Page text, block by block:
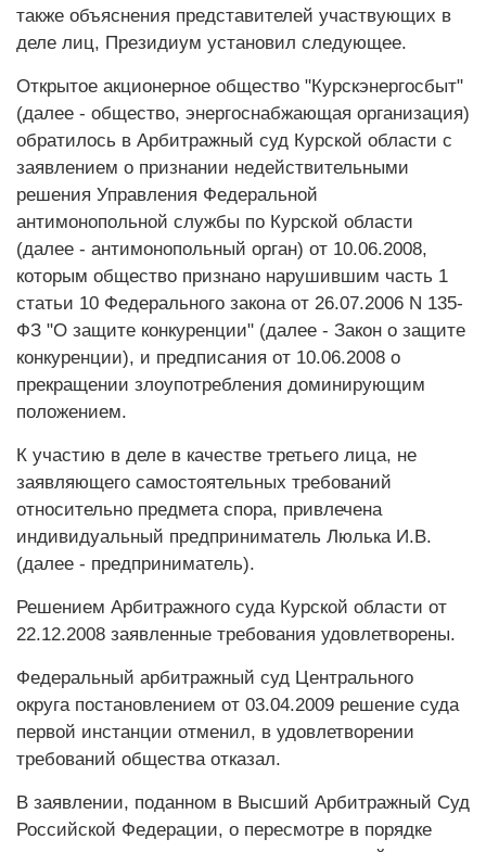
также объяснения представителей участвующих в
деле лиц, Президиум установил следующее.
Открытое акционерное общество "Курскэнергосбыт"
(далее - общество, энергоснабжающая организация)
обратилось в Арбитражный суд Курской области с
заявлением о признании недействительными
решения Управления Федеральной
антимонопольной службы по Курской области
(далее - антимонопольный орган) от 10.06.2008,
которым общество признано нарушившим часть 1
статьи 10 Федерального закона от 26.07.2006 N 135-
ФЗ "О защите конкуренции" (далее - Закон о защите
конкуренции), и предписания от 10.06.2008 о
прекращении злоупотребления доминирующим
положением.
К участию в деле в качестве третьего лица, не
заявляющего самостоятельных требований
относительно предмета спора, привлечена
индивидуальный предприниматель Люлька И.В.
(далее - предприниматель).
Решением Арбитражного суда Курской области от
22.12.2008 заявленные требования удовлетворены.
Федеральный арбитражный суд Центрального
округа постановлением от 03.04.2009 решение суда
первой инстанции отменил, в удовлетворении
требований общества отказал.
В заявлении, поданном в Высший Арбитражный Суд
Российской Федерации, о пересмотре в порядке